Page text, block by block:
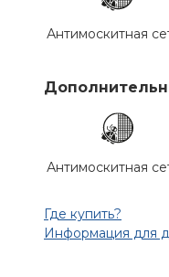
Антимоскитная
Антимоскитная
Где купить?
Информация для